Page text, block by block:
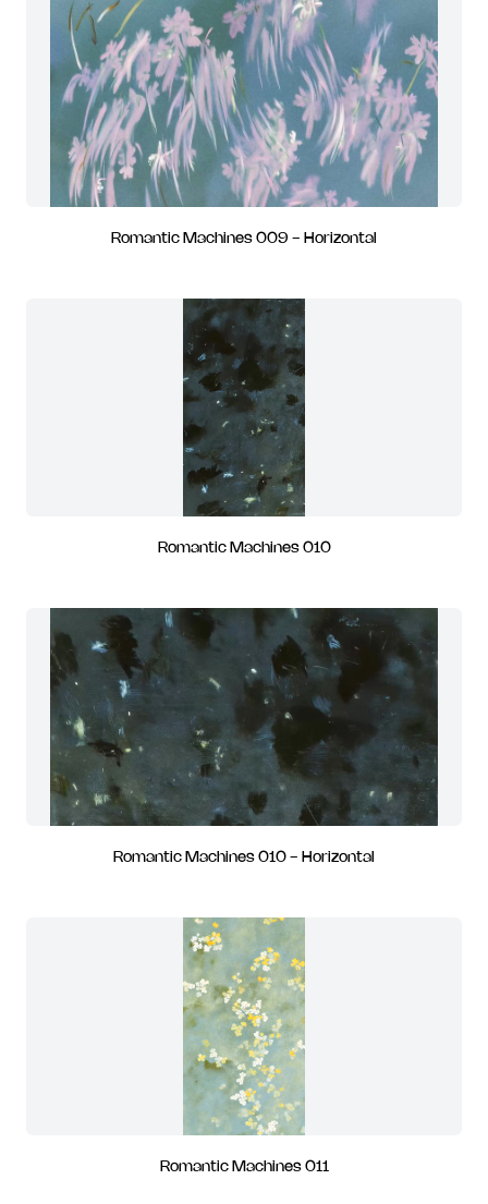
Romantic Machines 009 - Horizontal
Romantic Machines 010
Romantic Machines 010 - Horizontal
Romantic Machines 011